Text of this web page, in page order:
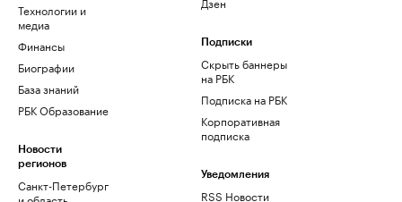
Технологии и
медиа
Финансы
Биографии
База знаний
РБК Образование
Новости
регионов
Санкт-Петербург
Подписки
Скрыть баннеры
на РБК
Подписка на РБК
Корпоративная
подписка
Уведомления
RSS Новости